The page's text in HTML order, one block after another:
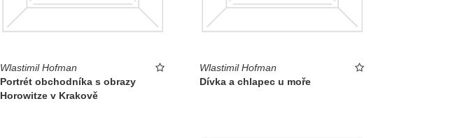
Wlastimil Hofman
Portrét obchodníka s obrazy
Horowitze v Krakově
Wlastimil Hofman
Dívka a chlapec u moře